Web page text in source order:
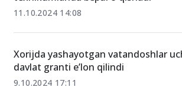
texnikumlarida bepul oʻqishadi
11.10.2024 14:08